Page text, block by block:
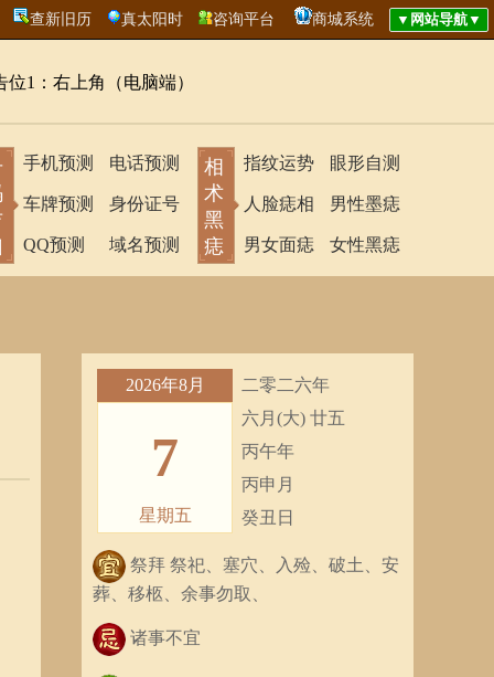
查新旧历 真太阳时 咨询平台 商城系统
位1：右上角（电脑端）
手机预测
车牌预测
QQ预测
电话预测
身份证号
域名预测
相
术
黑
痣
指纹运势
人脸痣相
男女面痣
眼形自测
男性墨痣
女性黑痣
2026年8月
7
星期五
二零二六年
六月(大) 廿五
丙午年
丙申月
癸丑日
祭拜 祭祀、塞穴、入殓、破土、安
葬、移柩、余事勿取、
诸事不宜